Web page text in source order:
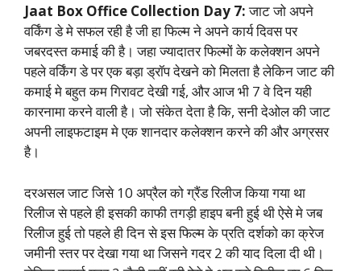
Jaat Box Office Collection Day 7:जाट जो अपने
वर्किंग डे मे सफल रही है जी हा फिल्म ने अपने कार्य दिवस पर
जबरदस्त कमाई की है। जहा ज्यादातर फिल्मों के कलेक्शन अपने
पहले वर्किंग डे पर एक बड़ा ड्रॉप देखने को मिलता है लेकिन जाट की
कमाई मे बहुत कम गिरावट देखी गई, और आज भी 7 वे दिन यही
कारनामा करने वाली है। जो संकेत देता है कि, सनी देओल की जाट
अपनी लाइफटाइम मे एक शानदार कलेक्शन करने की और अग्रसर
है।
दरअसल जाट जिसे 10 अप्रैल को ग्रैंड रिलीज किया गया था
रिलीज से पहले ही इसकी काफी तगड़ी हाइप बनी हुई थी ऐसे मे जब
रिलीज हुई तो पहले ही दिन से इस फिल्म के प्रति दर्शको का क्रेज
जमीनी स्तर पर देखा गया था जिसने गदर 2 की याद दिला दी थी।